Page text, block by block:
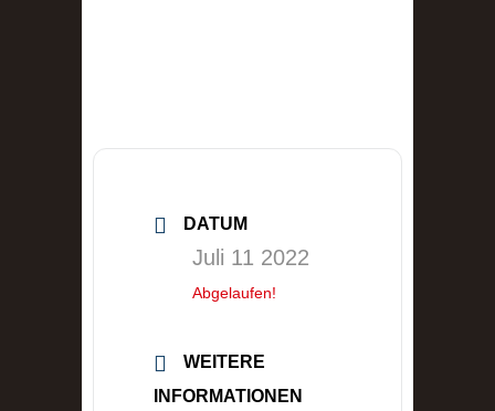
DATUM
Juli 11 2022
Abgelaufen!
WEITERE
INFORMATIONEN